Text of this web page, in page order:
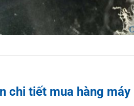
chi tiết mua hàng máy